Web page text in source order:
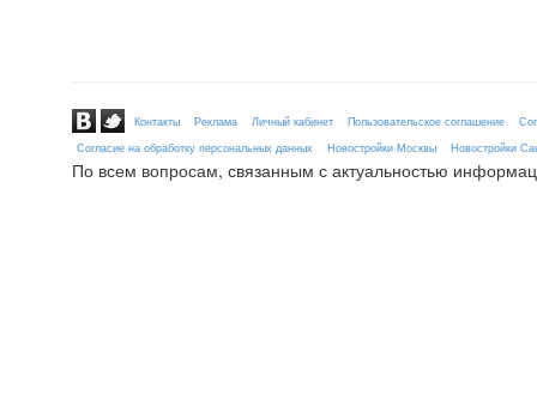
Контакты Реклама Личный кабинет Пользовательское соглашение
Согласие на обработку персональных данных
Новостройки Москвы Новостройки
По всем вопросам, связанным с актуальностью